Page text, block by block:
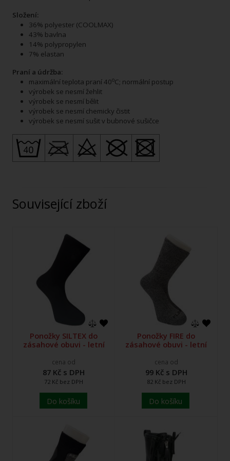
Složení:
36% polyester (COOLMAX)
43% bavlna
14% polypropylen
7% elastan
Praní a údržba:
maximální teplota praní 40oC; normální postup
výrobek se nesmí žehlit
výrobek se nesmí bělit
výrobek se nesmí chemicky čistit
výrobek se nesmí sušit v bubnové sušičce
Související zboží
Ponožky SILTEX do
zásahové obuvi - letní
cena od
87 Kč s DPH
72 Kč bez DPH
Do košíku
Ponožky FIRE do
zásahové obuvi - letní
cena od
99 Kč s DPH
82 Kč bez DPH
Do košíku